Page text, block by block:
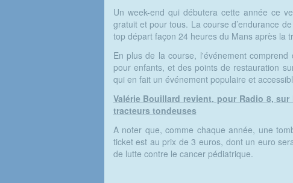
Un week-end qui débutera cette année ce
gratuit et pour tous. La course d’endurance
top départ façon 24 heures du Mans après la
En plus de la course, l'événement
pour enfants, et des points de restauration
qui en fait un événement populaire et
Valérie Bouillard revient, pour Radio 8,
tracteurs tondeuses
A noter que, comme chaque année, une
ticket est au prix de 3 euros, dont un euro
de lutte contre le cancer pédiatrique.